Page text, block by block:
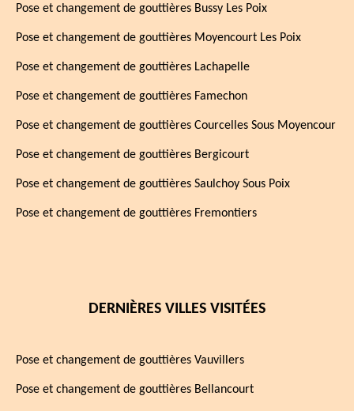
Pose et changement de gouttières Bussy Les Poix
Pose et changement de gouttières Moyencourt Les Poix
Pose et changement de gouttières Lachapelle
Pose et changement de gouttières Famechon
Pose et changement de gouttières Courcelles Sous Moyencour
Pose et changement de gouttières Bergicourt
Pose et changement de gouttières Saulchoy Sous Poix
Pose et changement de gouttières Fremontiers
DERNIÈRES VILLES VISITÉES
Pose et changement de gouttières Vauvillers
Pose et changement de gouttières Bellancourt